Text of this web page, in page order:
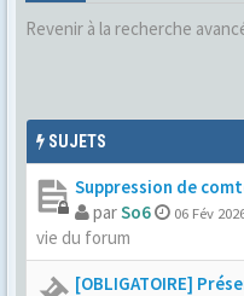
Revenir à la recherche
SUJETS
Suppression de
parSo6 06 Fév
vie du forum
[OBLIGATOIRE]